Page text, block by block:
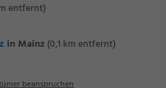
entfernt)
in Mainz (0,1 km entfernt)
beanspruchen